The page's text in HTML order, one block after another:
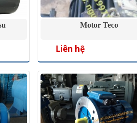
Motor Teco
Liên hệ